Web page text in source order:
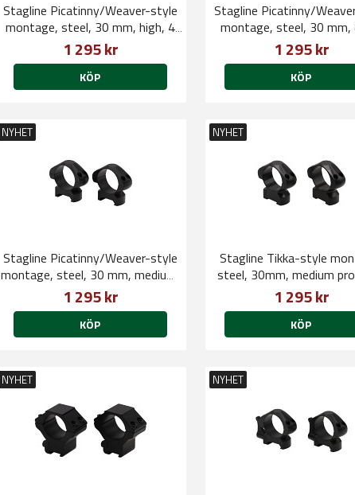
Stagline Picatinny/Weaver-style
montage, steel, 30 mm, high, 4
cap screws QD
1 295 kr
KÖP
Stagline Picatinny/
montage, steel, 30 mm,
high, 4 cap screws QD
1 295 kr
KÖP
NYHET
Stagline Picatinny/Weaver-style
montage, steel, 30 mm, medium,
4 cap screws
1 295 kr
KÖP
NYHET
Stagline Tikka-style
steel, 30mm, medium
cap screws
1 295 kr
KÖP
NYHET NYHET